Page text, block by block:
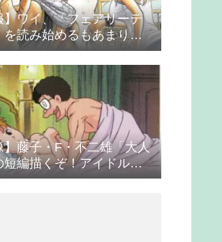
】ワイ、「フェアリーテ
を読み始めるもあまりの
なさに挫折する
】藤子・F・不二雄「大人
短編描くぞ！アイドルが
り抱かれるシーン入れ